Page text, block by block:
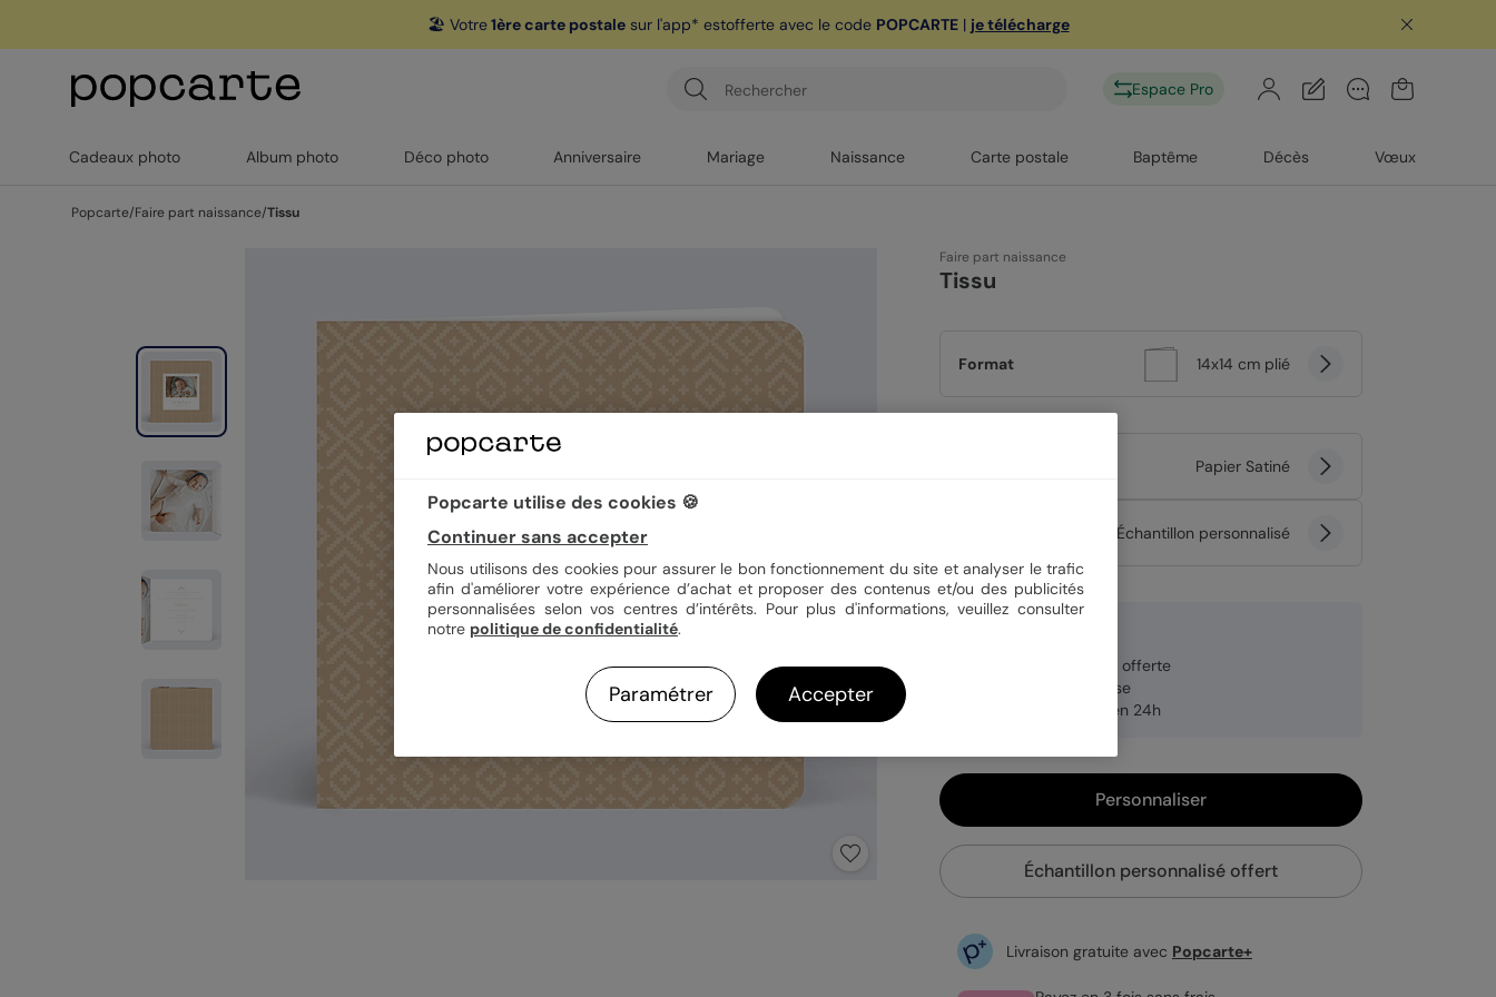
🏖️ Votre1ère carte postalesur l'app* estofferte avec le code POPCARTE| je télécharge
Espace Pro
Cadeaux photo Album photo Déco photo Anniversaire Mariage Naissance Carte postale Baptême Décès Vœux
Popcarte/Faire part naissance/Tissu
Faire part naissance
Tissu
Format 14x14 cm plié
Papier Satiné
Échantillon personnalisé
Enveloppe blanche offerte
Fabrication française
Expédition rapide en 24h
Personnaliser
Échantillon personnalisé offert
Livraison gratuite avec Popcarte+
Popcarte utilise des cookies 🍪
Continuer sans accepter
Nous utilisons des cookies pour assurer le bon fonctionnement du site et analyser le trafic
afin d'améliorer votre expérience d’achat et proposer des contenus et/ou des publicités
personnalisées selon vos centres d’intérêts. Pour plus d'informations, veuillez consulter
notre politique de confidentialité.
Paramétrer Accepter